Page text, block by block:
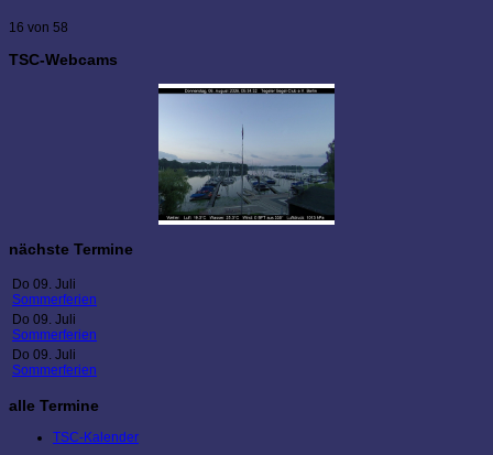
16 von 58
TSC-Webcams
nächste Termine
Do 09. Juli
Sommerferien
Do 09. Juli
Sommerferien
Do 09. Juli
Sommerferien
alle Termine
TSC-Kalender